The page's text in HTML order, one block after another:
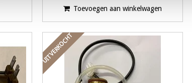
Toevoegen aan winkelwagen
UITVERKOCHT